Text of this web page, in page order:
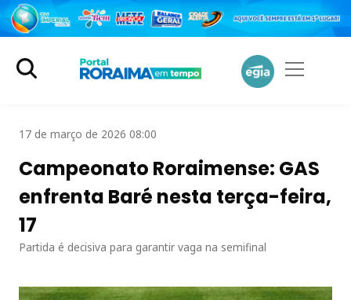
17 de março de 2026 08:00
Campeonato Roraimense: GAS
enfrenta Baré nesta terça-feira,
17
Partida é decisiva para garantir vaga na semifinal